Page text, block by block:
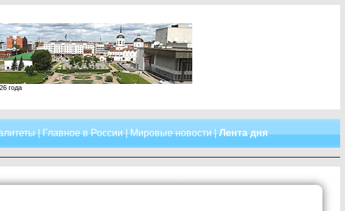
года
|Главное в России|Мировые новости|Лента дня